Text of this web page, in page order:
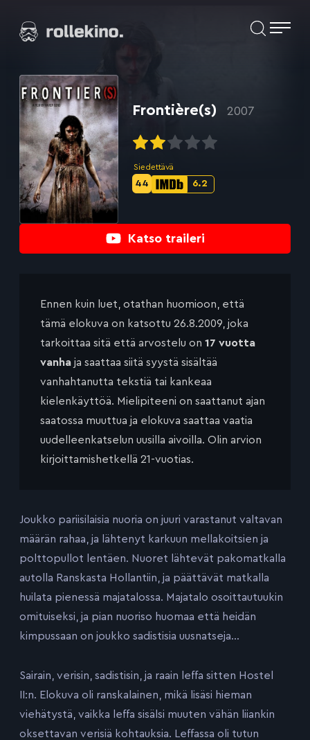
suoraan
Elokuvat ja elokuva-arviot | Rollekino.fi
jälkeen.
Katso traileri
Frontière(s) 2007
Siedettävä
IMDb-
6.2
Metascore-
44
Ennen kuin luet, otathan huomioon, että
tämä elokuva on katsottu 26.8.2009, joka
tarkoittaa sitä että arvostelu on 17 vuotta
vanha ja saattaa siitä syystä sisältää
vanhahtanutta tekstiä tai kankeaa
kielenkäyttöä. Mielipiteeni on saattanut ajan
saatossa muuttua ja elokuva saattaa vaatia
uudelleenkatselun uusilla aivoilla. Olin arvion
kirjoittamishetkellä 21-vuotias.
Joukko pariisilaisia nuoria on juuri varastanut valtavan
määrän rahaa, ja lähtenyt karkuun mellakoitsien ja
polttopullot lentäen. Nuoret lähtevät pakomatkalla
autolla Ranskasta Hollantiin, ja päättävät matkalla
huilata pienessä majatalossa. Majatalo osoittautuukin
omituiseksi, ja pian nuoriso huomaa että heidän
kimpussaan on joukko sadistisia uusnatseja…
Sairain, verisin, sadistisin, ja raain leffa sitten Hostel
II:n. Elokuva oli ranskalainen, mikä lisäsi hieman
viehätystä, vaikka leffa sisälsi muuten vähän liiankin
oksettavan verisiä kohtauksia. Leffassa oli tutun